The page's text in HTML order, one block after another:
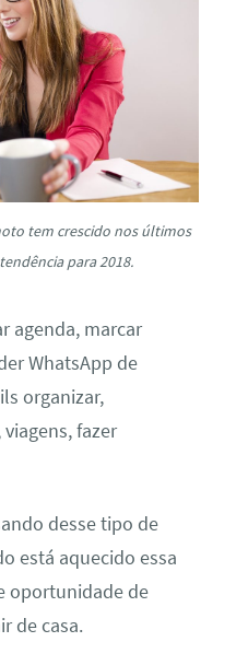
tem crescido nos últimos
para 2018.
agenda, marcar
WhatsApp de
organizar,
fazer
desse tipo de
está aquecido essa
oportunidade de
de casa.